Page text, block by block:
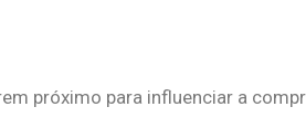
próximo para influenciar a